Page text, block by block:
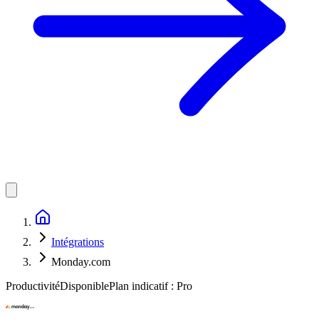
Intégrations
Monday.com
ProductivitéDisponiblePlan indicatif : Pro